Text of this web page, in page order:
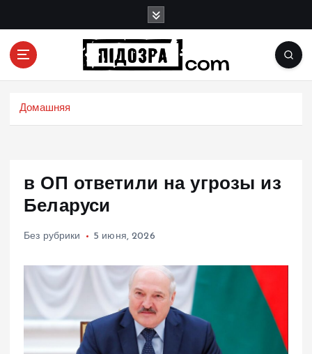
Подозрения и факты преступных действий в
Домашняя
в ОП ответили на угрозы из
Беларуси
Без рубрики 5 июня, 2026